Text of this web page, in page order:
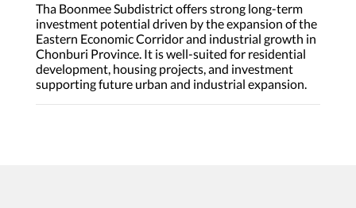
Tha Boonmee Subdistrict offers strong long-term
investment potential driven by the expansion of the
Eastern Economic Corridor and industrial growth in
Chonburi Province. It is well-suited for residential
development, housing projects, and investment
supporting future urban and industrial expansion.